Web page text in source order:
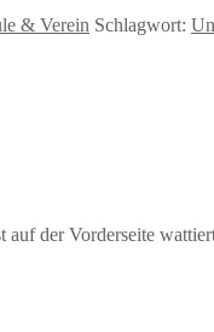
& Verein Schlagwort:
auf der Vorderseite